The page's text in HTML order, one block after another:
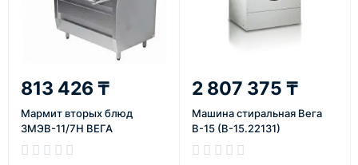
813 426 ₸
Мармит вторых блюд
3МЭВ-11/7Н ВЕГА
2 807 375 ₸
Машина стиральная Вега
В-15 (В-15.22131)